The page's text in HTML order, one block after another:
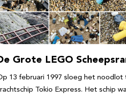
Grote LEGO
13 februari 1997 sloeg het
Tokio Express. Het schip